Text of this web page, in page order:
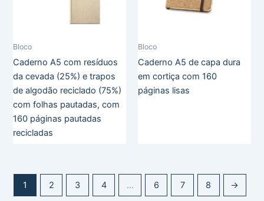
Bloco
Caderno A5 com resíduos
da cevada (25%) e trapos
de algodão reciclado (75%)
com folhas pautadas, com
160 páginas pautadas
recicladas
Bloco
Caderno A5 de capa dura
em cortiça com 160
páginas lisas
1 2 3 4 … 6 7 8 →